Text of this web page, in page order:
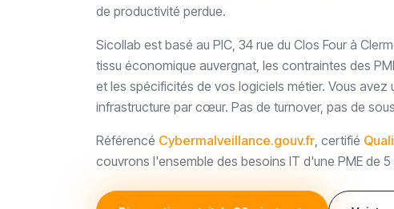
de productivité perdue.
Sicollab est basé au PIC, 34 rue du Clos Four à
tissu économique auvergnat, les contraintes des
et les spécificités de vos logiciels métier. Vous
infrastructure par cœur. Pas de turnover, pas de
Référencé Cybermalveillance.gouv.fr, certifié
couvrons l'ensemble des besoins IT d'une PME de